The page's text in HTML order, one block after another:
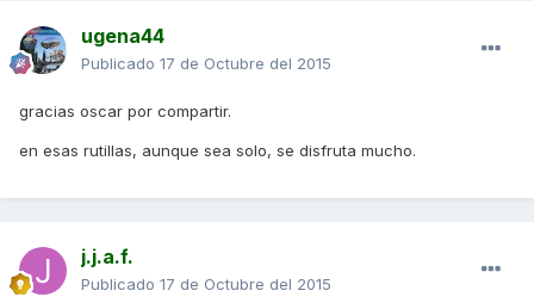
ugena44
Publicado 17 de Octubre del 2015
gracias oscar por compartir.
en esas rutillas, aunque sea solo, se disfruta mucho.
j.j.a.f.
Publicado 17 de Octubre del 2015